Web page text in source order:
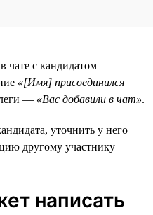
чате с кандидатом
«[Имя] присоединился
— «Вас добавили в чат».
уточнить у него
другому участнику
написать